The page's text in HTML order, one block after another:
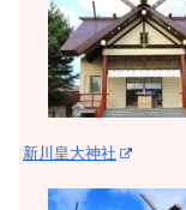
新川皇大神社